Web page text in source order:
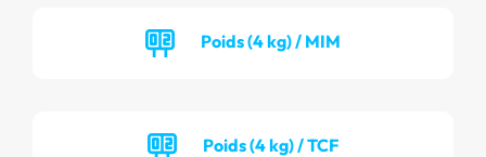
Poids (4 kg) / MIM
Poids (4 kg) / TCF